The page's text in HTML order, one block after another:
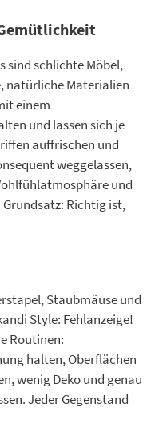
sind schlichte Möbel,
natürliche Materialien
einem
und lassen sich je
auffrischen und
weggelassen,
und
Richtig ist,
Staubmäuse und
Style: Fehlanzeige!
Routinen:
halten, Oberflächen
wenig Deko und genau
Jeder Gegenstand